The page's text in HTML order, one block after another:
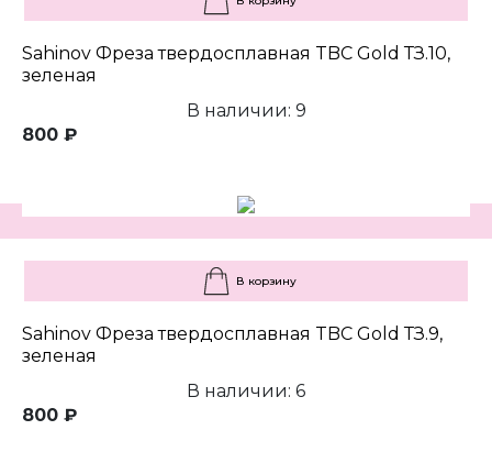
Sahinov Фреза твердосплавная TBC Gold ТЗ.10,
зеленая
В наличии: 9
800 ₽
В корзину
Sahinov Фреза твердосплавная TBC Gold ТЗ.9,
зеленая
В наличии: 6
800 ₽